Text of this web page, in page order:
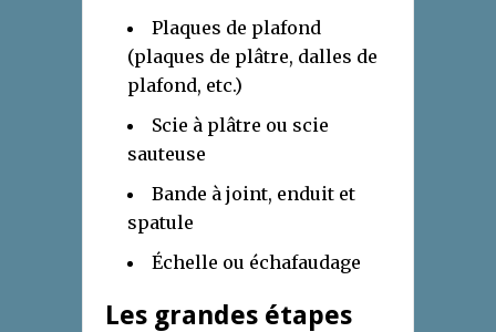
Plaques de plafond
(plaques de plâtre, dalles de
plafond, etc.)
Scie à plâtre ou scie
sauteuse
Bande à joint, enduit et
spatule
Échelle ou échafaudage
Les grandes étapes